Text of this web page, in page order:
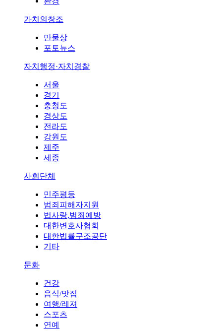
가치의창조
만물상
포토뉴스
자치행정·자치경찰
서울
경기
충청도
경상도
전라도
강원도
제주
세종
사회단체
민주평등
범죄피해자지원
법사랑,범죄예방
대한변호사협회
대한법률구조공단
기타
문화
건강
음식/맛집
여행/레져
스포츠
연예